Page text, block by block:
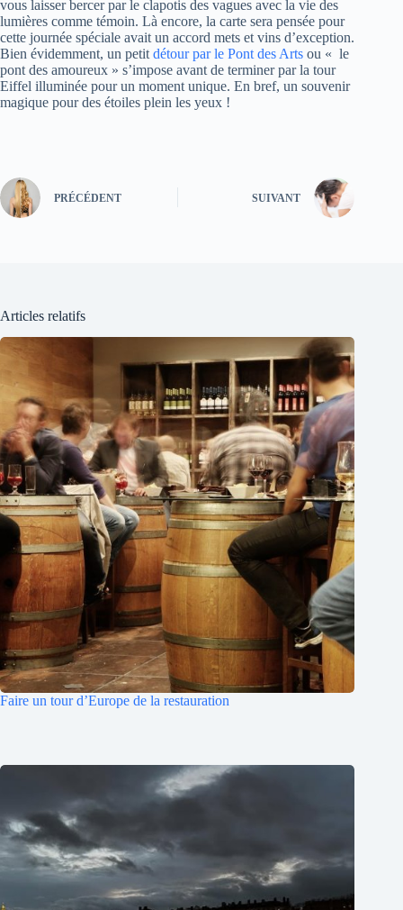
vous laisser bercer par le clapotis des vagues avec la vie des
lumières comme témoin. Là encore, la carte sera pensée pour
cette journée spéciale avait un accord mets et vins d’exception.
Bien évidemment, un petit détour par le Pont des Arts ou « le
pont des amoureux » s’impose avant de terminer par la tour
Eiffel illuminée pour un moment unique. En bref, un souvenir
magique pour des étoiles plein les yeux !
PRÉCÉDENT SUIVANT
Articles relatifs
Faire un tour d’Europe de la restauration